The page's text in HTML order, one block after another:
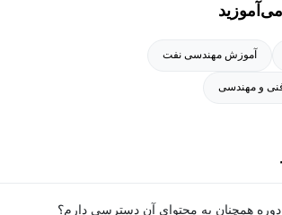
آموزش مهندسی نفت
و مهندسی
دوره همچنان به محتوای آن دسترسی دارم؟